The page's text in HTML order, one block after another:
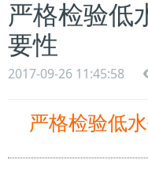
严格检验低
要性
2017-09-26 11:45:58
严格检验低